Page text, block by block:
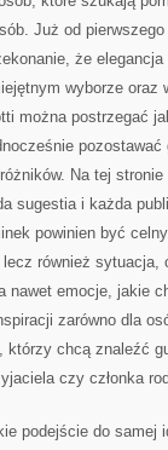
Już od
że
wyborze oraz
można postrzegać
Na tej
sugestia i każda
powinien być
również sytuacja,
nawet emocje, jakie
zarówno dla
chcą znaleźć
czy członka
podejście do samej